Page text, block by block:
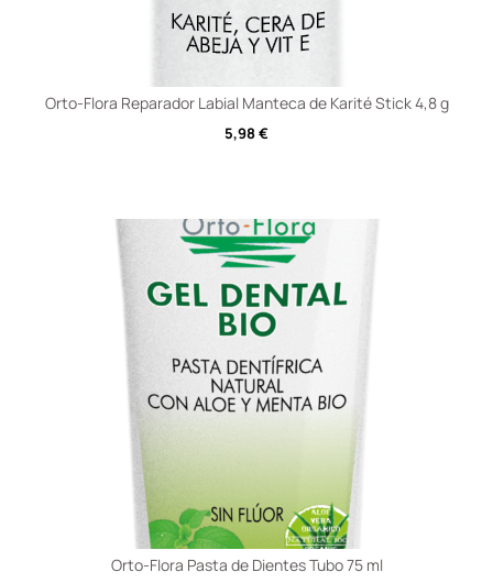
Orto-Flora Reparador Labial Manteca de Karité Stick 4,8 g
5,98€
Orto-Flora Pasta de Dientes Tubo 75 ml